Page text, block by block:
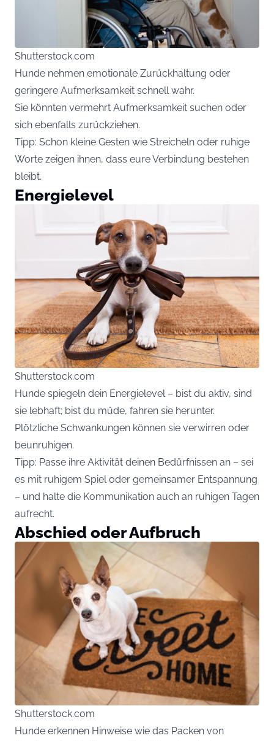
Shutterstock.com
Hunde nehmen emotionale Zurückhaltung oder
geringere Aufmerksamkeit schnell wahr.
Sie könnten vermehrt Aufmerksamkeit suchen oder
sich ebenfalls zurückziehen.
Tipp: Schon kleine Gesten wie Streicheln oder ruhige
Worte zeigen ihnen, dass eure Verbindung bestehen
bleibt.
Energielevel
Shutterstock.com
Hunde spiegeln dein Energielevel – bist du aktiv, sind
sie lebhaft; bist du müde, fahren sie herunter.
Plötzliche Schwankungen können sie verwirren oder
beunruhigen.
Tipp: Passe ihre Aktivität deinen Bedürfnissen an – sei
es mit ruhigem Spiel oder gemeinsamer Entspannung
– und halte die Kommunikation auch an ruhigen Tagen
aufrecht.
Abschied oder Aufbruch
Shutterstock.com
Hunde erkennen Hinweise wie das Packen von